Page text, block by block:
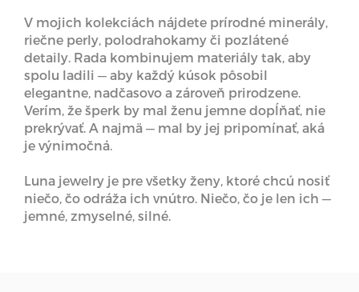
V mojich kolekciách nájdete prírodné minerály,
riečne perly, polodrahokamy či pozlátené
detaily. Rada kombinujem materiály tak, aby
spolu ladili — aby každý kúsok pôsobil
elegantne, nadčasovo a zároveň prirodzene.
Verím, že šperk by mal ženu jemne dopĺňať, nie
prekrývať. A najmä — mal by jej pripomínať, aká
je výnimočná.
Luna jewelry je pre všetky ženy, ktoré chcú nosiť
niečo, čo odráža ich vnútro. Niečo, čo je len ich —
jemné, zmyselné, silné.